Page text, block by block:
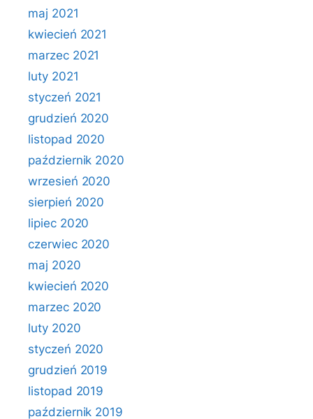
maj 2021
kwiecień 2021
marzec 2021
luty 2021
styczeń 2021
grudzień 2020
listopad 2020
październik 2020
wrzesień 2020
sierpień 2020
lipiec 2020
czerwiec 2020
maj 2020
kwiecień 2020
marzec 2020
luty 2020
styczeń 2020
grudzień 2019
listopad 2019
październik 2019